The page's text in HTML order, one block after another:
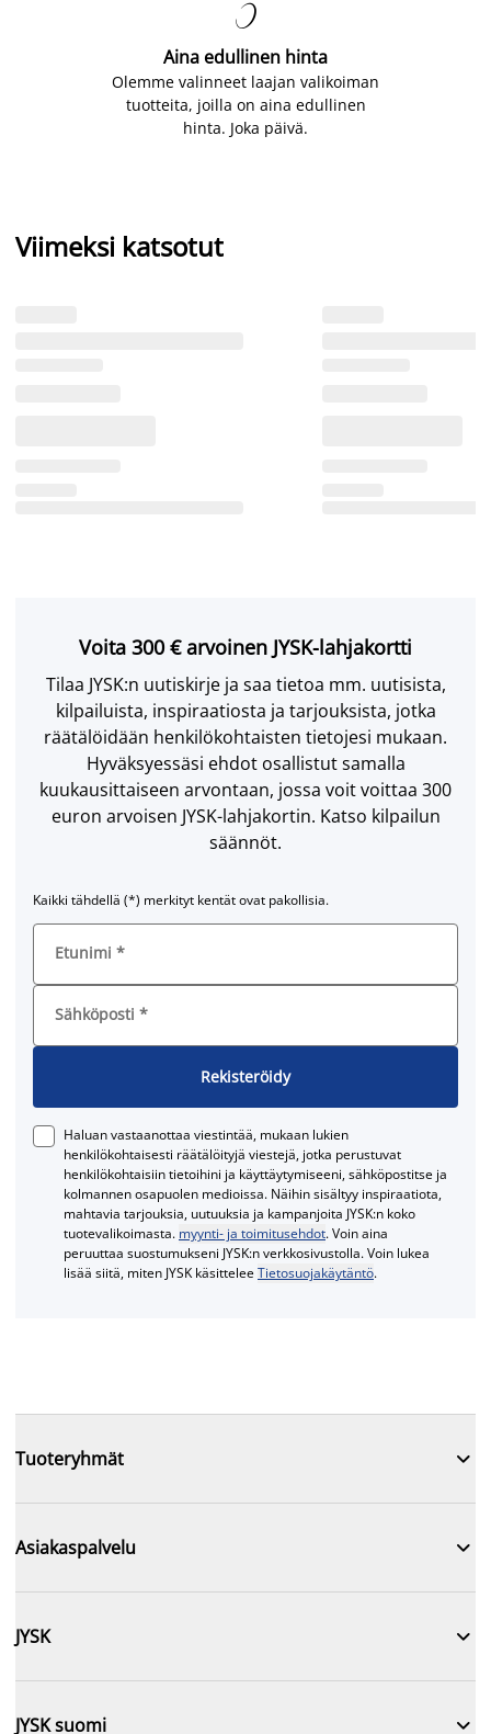

Aina edullinen hinta
Olemme valinneet laajan valikoiman
tuotteita, joilla on aina edullinen
hinta. Joka päivä.
Viimeksi katsotut
Voita 300 € arvoinen JYSK-lahjakortti
Tilaa JYSK:n uutiskirje ja saa tietoa mm. uutisista,
kilpailuista, inspiraatiosta ja tarjouksista, jotka
räätälöidään henkilökohtaisten tietojesi mukaan.
Hyväksyessäsi ehdot osallistut samalla
kuukausittaiseen arvontaan, jossa voit voittaa 300
euron arvoisen JYSK-lahjakortin. Katso kilpailun
säännöt.
Kaikki tähdellä (*) merkityt kentät ovat pakollisia.
Etunimi *
Sähköposti *
Rekisteröidy
Haluan vastaanottaa viestintää, mukaan lukien
henkilökohtaisesti räätälöityjä viestejä, jotka perustuvat
henkilökohtaisiin tietoihini ja käyttäytymiseeni, sähköpostitse ja
kolmannen osapuolen medioissa. Näihin sisältyy inspiraatiota,
mahtavia tarjouksia, uutuuksia ja kampanjoita JYSK:n koko
tuotevalikoimasta. myynti- ja toimitusehdot. Voin aina
peruuttaa suostumukseni JYSK:n verkkosivustolla. Voin lukea
lisää siitä, miten JYSK käsitteleeTietosuojakäytäntö.
Tuoteryhmät 
Asiakaspalvelu 
JYSK 
JYSK suomi 